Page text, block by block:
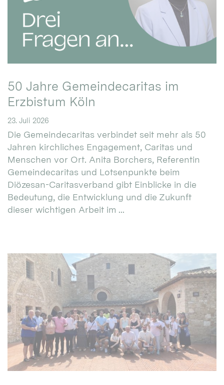
50 Jahre Gemeindecaritas im
Erzbistum Köln
23. Juli 2026
Die Gemeindecaritas verbindet seit mehr als 50
Jahren kirchliches Engagement, Caritas und
Menschen vor Ort. Anita Borchers, Referentin
Gemeindecaritas und Lotsenpunkte beim
Diözesan-Caritasverband gibt Einblicke in die
Bedeutung, die Entwicklung und die Zukunft
dieser wichtigen Arbeit im ...